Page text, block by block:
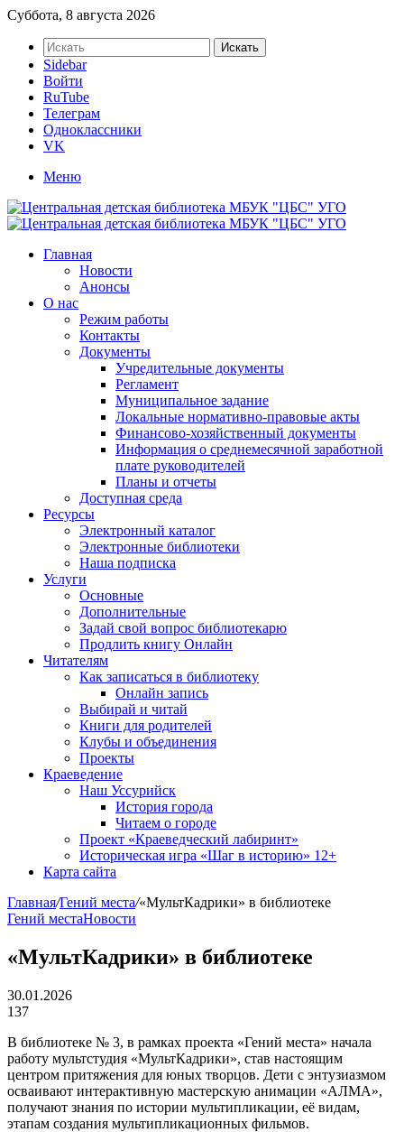
Суббота, 8 августа 2026
Искать
Sidebar
Войти
RuTube
Телеграм
Одноклассники
VK
Меню
Главная
Новости
Анонсы
О нас
Режим работы
Контакты
Документы
Учредительные документы
Регламент
Муниципальное задание
Локальные нормативно-правовые акты
Финансово-хозяйственный документы
Информация о среднемесячной заработной
плате руководителей
Планы и отчеты
Доступная среда
Ресурсы
Электронный каталог
Электронные библиотеки
Наша подписка
Услуги
Основные
Дополнительные
Задай свой вопрос библиотекарю
Продлить книгу Онлайн
Читателям
Как записаться в библиотеку
Онлайн запись
Выбирай и читай
Книги для родителей
Клубы и объединения
Проекты
Краеведение
Наш Уссурийск
История города
Читаем о городе
Проект «Краеведческий лабиринт»
Историческая игра «Шаг в историю» 12+
Карта сайта
Главная/Гений места/«МультКадрики» в библиотеке
Гений местаНовости
«МультКадрики» в библиотеке
30.01.2026
137
В библиотеке № 3, в рамках проекта «Гений места» начала
работу мультстудия «МультКадрики», став настоящим
центром притяжения для юных творцов. Дети с энтузиазмом
осваивают интерактивную мастерскую анимации «АЛМА»,
получают знания по истории мультипликации, её видам,
этапам создания мультипликационных фильмов.